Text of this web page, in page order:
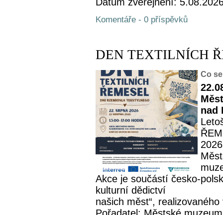
Komentáře - 0 příspěvků
DEN TEXTILNÍCH
Co
nad
Akce je součástí česko-
kulturní dědictví
našich měst“,